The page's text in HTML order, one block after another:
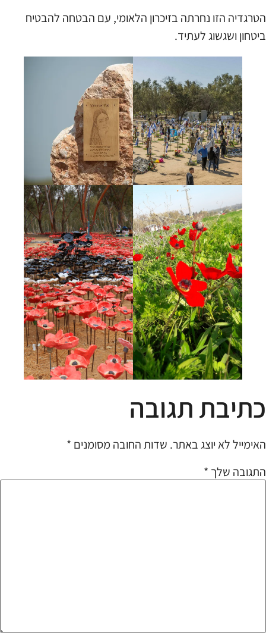
הטרגדיה הזו נחרתה בזיכרון הלאומי, עם הבטחה להבטיח
ביטחון ושגשוג לעתיד.
כתיבת תגובה
האימייל לא יוצג באתר. שדות החובה מסומנים *
התגובה שלך *